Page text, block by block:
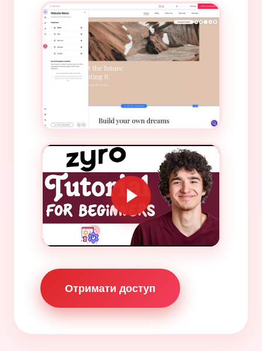
Отримати доступ